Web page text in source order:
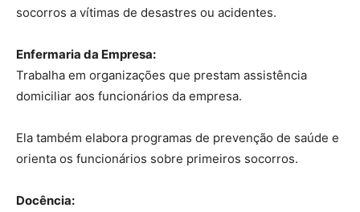
socorros a vítimas de desastres ou acidentes.
Enfermaria da Empresa:
Trabalha em organizações que prestam assistência
domiciliar aos funcionários da empresa.
Ela também elabora programas de prevenção de saúde e
orienta os funcionários sobre primeiros socorros.
Docência: